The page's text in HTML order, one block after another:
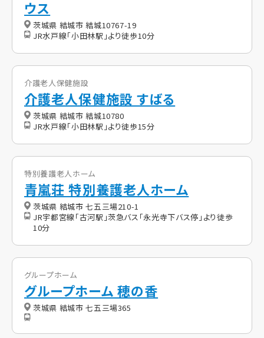
ウス
茨城県 結城市 結城10767-19
JR水戸線「小田林駅」より徒歩10分
介護老人保健施設
介護老人保健施設 すばる
茨城県 結城市 結城10780
JR水戸線「小田林駅」より徒歩15分
特別養護老人ホーム
青嵐荘 特別養護老人ホーム
茨城県 結城市 七五三場210-1
JR宇都宮線「古河駅」茨急バス「永光寺下バス停」より徒歩
10分
グループホーム
グループホーム 穂の香
茨城県 結城市 七五三場365